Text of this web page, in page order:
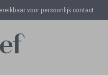
voor persoonlijk contact